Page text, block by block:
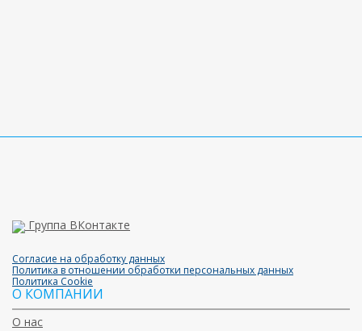
Группа ВКонтакте
Согласие на обработку данных
Политика в отношении обработки персональных данных
Политика Cookie
О КОМПАНИИ
О нас